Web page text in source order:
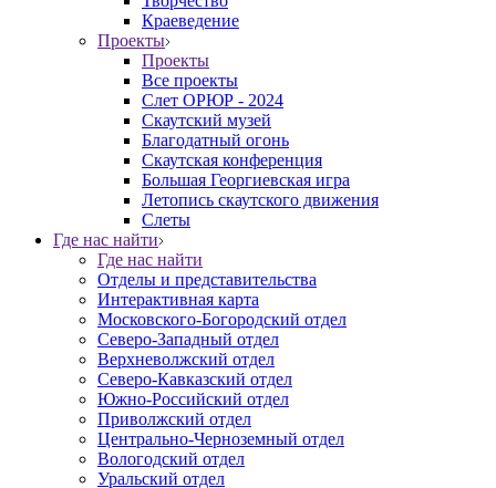
Краеведение
Проекты
Проекты
Все проекты
Слет ОРЮР - 2024
Скаутский музей
Благодатный огонь
Cкаутская конференция
Большая Георгиевская игра
Летопись скаутского движения
Слеты
Где нас найти
Где нас найти
Отделы и представительства
Интерактивная карта
Московского-Богородский отдел
Северо-Западный отдел
Верхневолжский отдел
Северо-Кавказский отдел
Южно-Российский отдел
Приволжский отдел
Центрально-Черноземный отдел
Вологодский отдел
Уральский отдел